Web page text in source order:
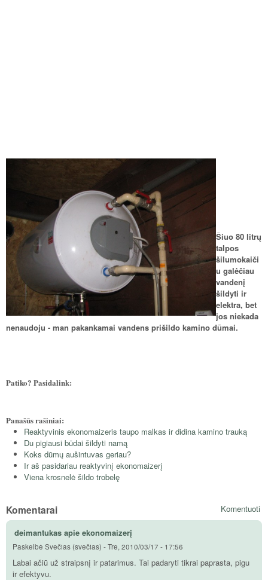
Šiuo 80 litrų
talpos
šilumokaiči
u galėčiau
vandenį
šildyti ir
elektra, bet
jos niekada
nenaudoju - man pakankamai vandens prišildo kamino dūmai.
Patiko? Pasidalink:
Panašūs rašiniai:
Reaktyvinis ekonomaizeris taupo malkas ir didina kamino trauką
Du pigiausi būdai šildyti namą
Koks dūmų aušintuvas geriau?
Ir aš pasidariau reaktyvinį ekonomaizerį
Viena krosnelė šildo trobelę
Komentuoti
Komentarai
deimantukas apie ekonomaizerį
Paskelbė Svečias (svečias) -Tre, 2010/03/17 - 17:56
Labai ačiū už straipsnį ir patarimus. Tai padaryti tikrai paprasta, pigu
ir efektyvu.